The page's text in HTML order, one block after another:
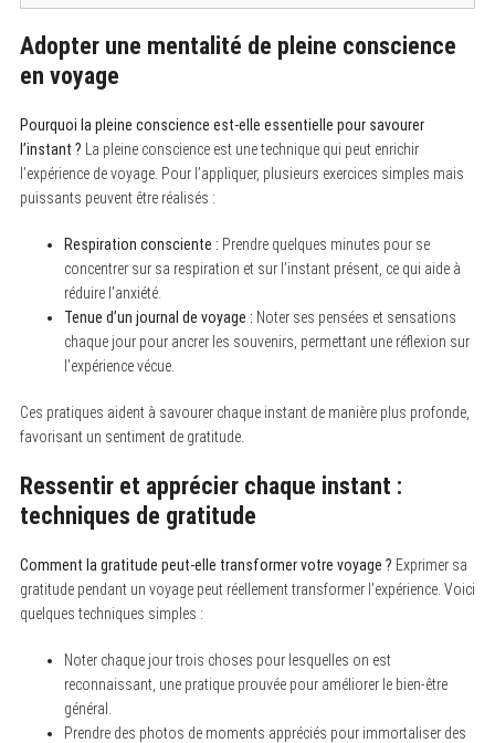
Adopter une mentalité de pleine conscience
en voyage
Pourquoi la pleine conscience est-elle essentielle pour savourer
l’instant ? La pleine conscience est une technique qui peut enrichir
l’expérience de voyage. Pour l’appliquer, plusieurs exercices simples mais
puissants peuvent être réalisés :
Respiration consciente : Prendre quelques minutes pour se
concentrer sur sa respiration et sur l’instant présent, ce qui aide à
réduire l’anxiété.
Tenue d’un journal de voyage : Noter ses pensées et sensations
chaque jour pour ancrer les souvenirs, permettant une réflexion sur
l’expérience vécue.
Ces pratiques aident à savourer chaque instant de manière plus profonde,
favorisant un sentiment de gratitude.
Ressentir et apprécier chaque instant :
techniques de gratitude
Comment la gratitude peut-elle transformer votre voyage ? Exprimer sa
gratitude pendant un voyage peut réellement transformer l’expérience. Voici
quelques techniques simples :
Noter chaque jour trois choses pour lesquelles on est
reconnaissant, une pratique prouvée pour améliorer le bien-être
général.
Prendre des photos de moments appréciés pour immortaliser des